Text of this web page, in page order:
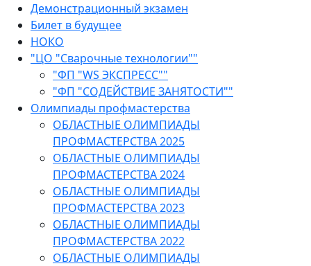
Демонстрационный экзамен
Билет в будущее
НОКО
"ЦО "Сварочные технологии""
"ФП "WS ЭКСПРЕСС""
"ФП "СОДЕЙСТВИЕ ЗАНЯТОСТИ""
Олимпиады профмастерства
ОБЛАСТНЫЕ ОЛИМПИАДЫ
ПРОФМАСТЕРСТВА 2025
ОБЛАСТНЫЕ ОЛИМПИАДЫ
ПРОФМАСТЕРСТВА 2024
ОБЛАСТНЫЕ ОЛИМПИАДЫ
ПРОФМАСТЕРСТВА 2023
ОБЛАСТНЫЕ ОЛИМПИАДЫ
ПРОФМАСТЕРСТВА 2022
ОБЛАСТНЫЕ ОЛИМПИАДЫ